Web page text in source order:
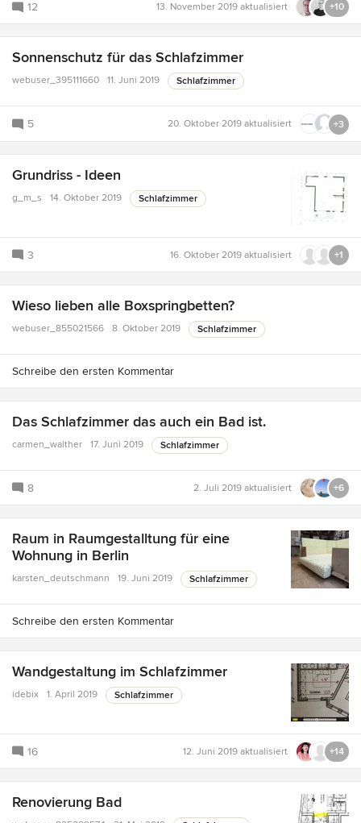
12 13. November 2019 aktualisiert +10
Sonnenschutz für das Schlafzimmer
webuser_395111660 11. Juni 2019 Schlafzimmer
5 20. Oktober 2019 aktualisiert +3
Grundriss - Ideen
g_m_s 14. Oktober 2019 Schlafzimmer
3 16. Oktober 2019 aktualisiert +1
Wieso lieben alle Boxspringbetten?
webuser_855021566 8. Oktober 2019 Schlafzimmer
Schreibe den ersten Kommentar
Das Schlafzimmer das auch ein Bad ist.
carmen_walther 17. Juni 2019 Schlafzimmer
8 2. Juli 2019 aktualisiert +6
Raum in Raumgestalltung für eine
Wohnung in Berlin
karsten_deutschmann 19. Juni 2019 Schlafzimmer
Schreibe den ersten Kommentar
Wandgestaltung im Schlafzimmer
idebix 1. April 2019 Schlafzimmer
16 12. Juni 2019 aktualisiert +14
Renovierung Bad